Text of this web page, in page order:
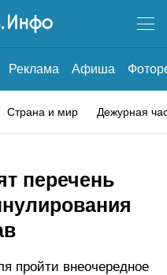
Реклама Афиша
Страна и мир Дежурная
перечень
пройти внеочередное